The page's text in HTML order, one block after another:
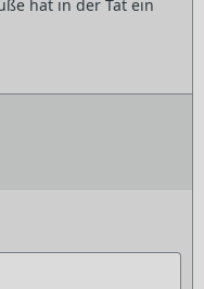
hat in der Tat ein